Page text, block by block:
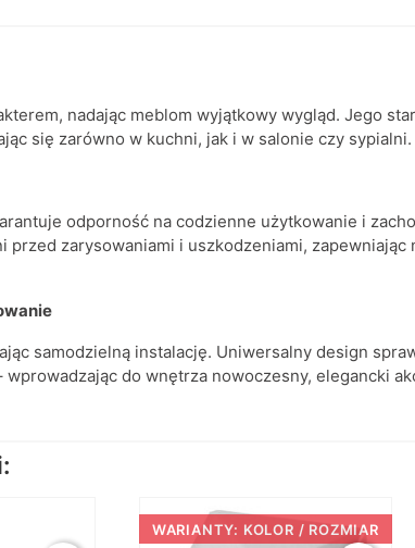
nadając meblom wyjątkowy wygląd. Jego
się zarówno w kuchni, jak i w salonie czy sypialni.
odporność na codzienne użytkowanie i
przed zarysowaniami i uszkodzeniami,
samodzielną instalację. Uniwersalny design
do wnętrza nowoczesny, elegancki
WARIANTY: KOLOR / ROZMIAR